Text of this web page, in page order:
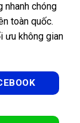
nhanh chóng
toàn quốc.
ưu không gian